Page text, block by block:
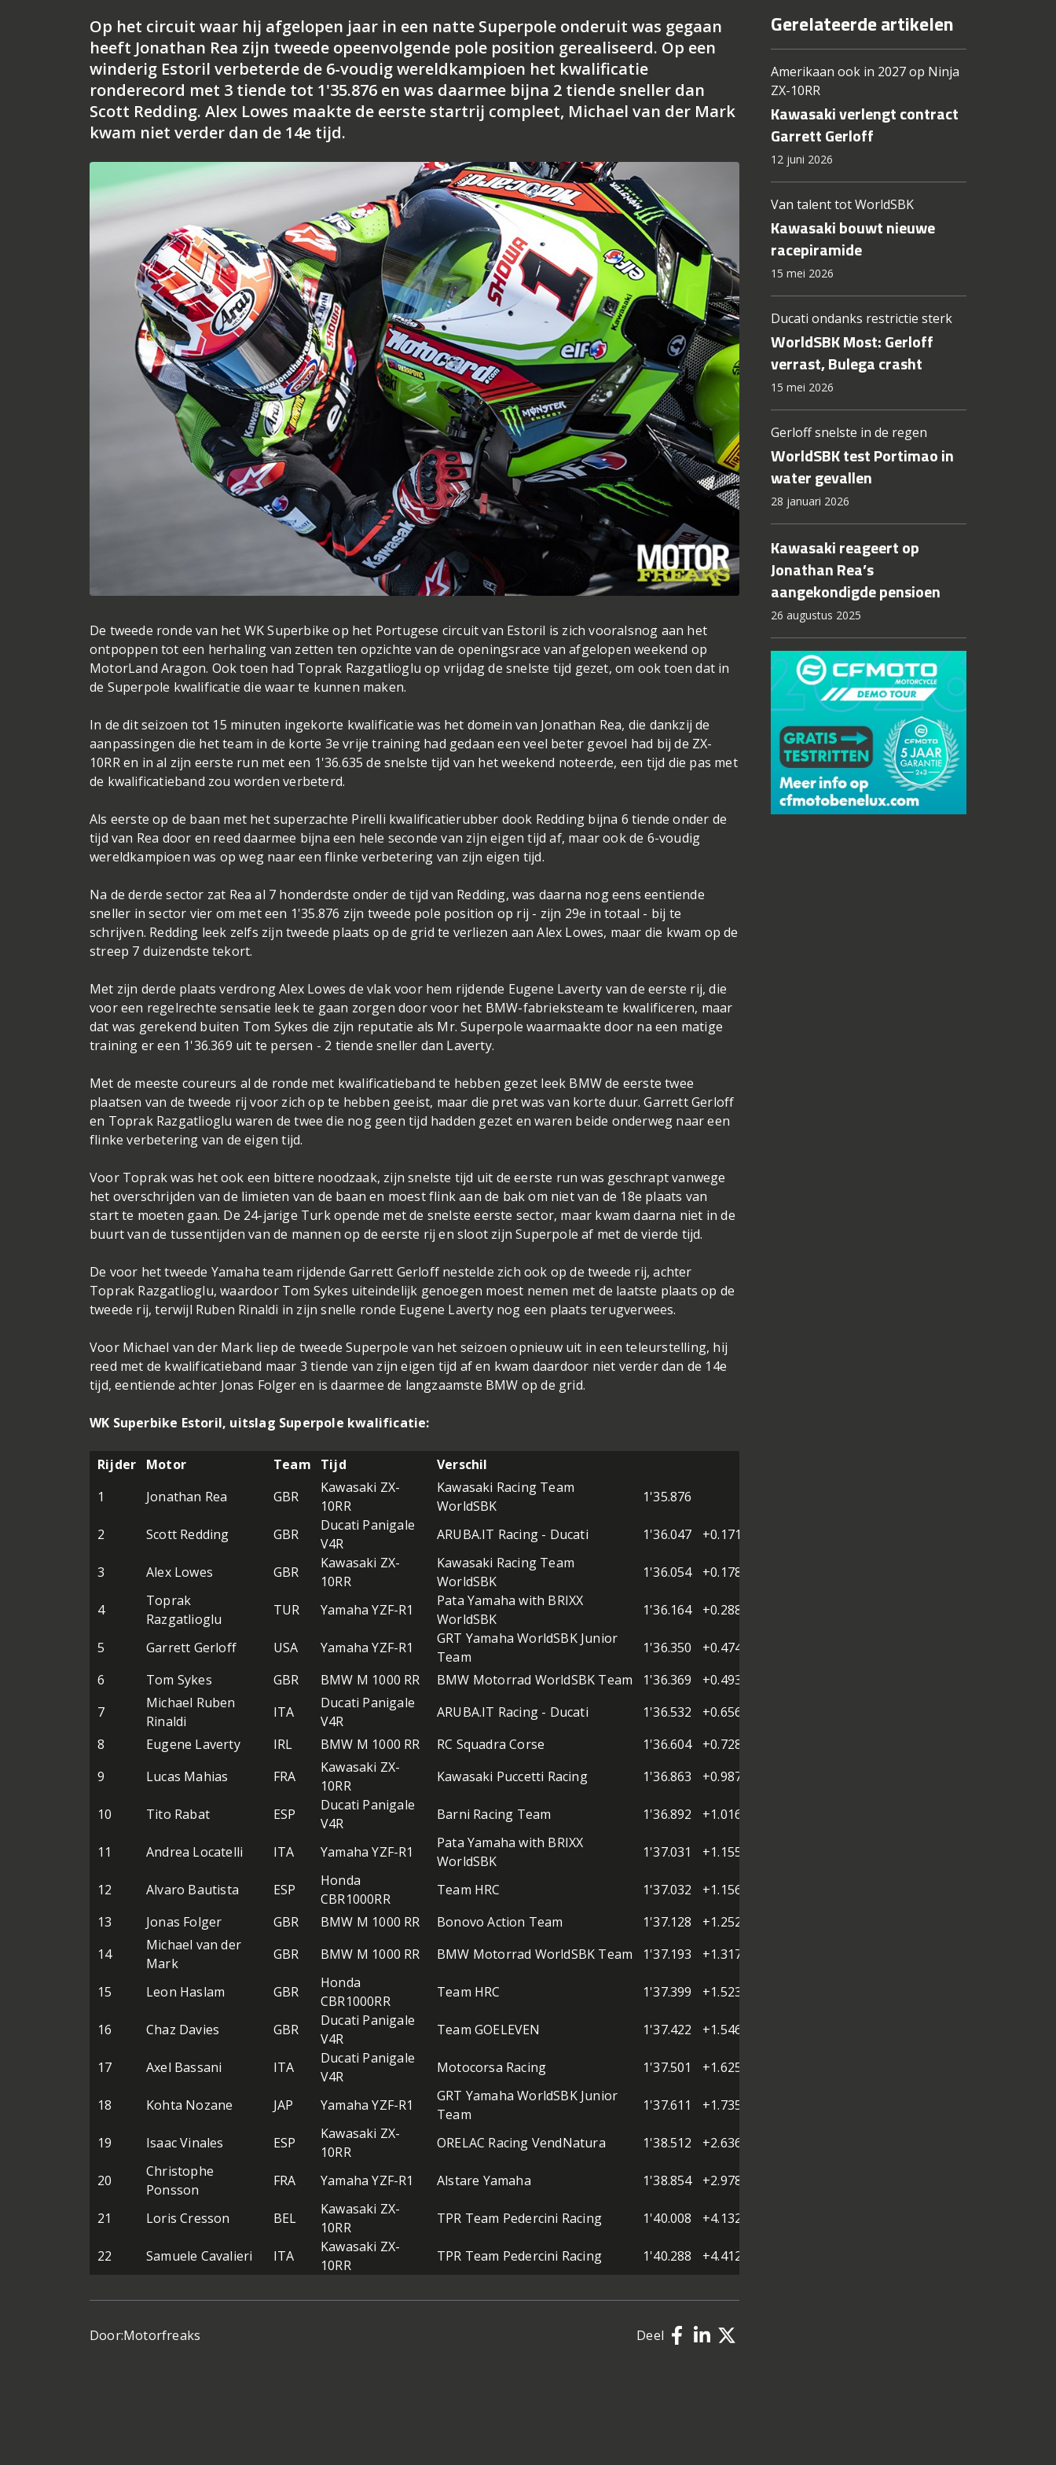
Op het circuit waar hij afgelopen jaar in een natte Superpole onderuit was gegaan
heeft Jonathan Rea zijn tweede opeenvolgende pole position gerealiseerd. Op een
winderig Estoril verbeterde de 6-voudig wereldkampioen het kwalificatie
ronderecord met 3 tiende tot 1'35.876 en was daarmee bijna 2 tiende sneller dan
Scott Redding. Alex Lowes maakte de eerste startrij compleet, Michael van der Mark
kwam niet verder dan de 14e tijd.
De tweede ronde van het WK Superbike op het Portugese circuit van Estoril is zich vooralsnog aan het
ontpoppen tot een herhaling van zetten ten opzichte van de openingsrace van afgelopen weekend op
MotorLand Aragon. Ook toen had Toprak Razgatlioglu op vrijdag de snelste tijd gezet, om ook toen dat in
de Superpole kwalificatie die waar te kunnen maken.
In de dit seizoen tot 15 minuten ingekorte kwalificatie was het domein van Jonathan Rea, die dankzij de
aanpassingen die het team in de korte 3e vrije training had gedaan een veel beter gevoel had bij de ZX-
10RR en in al zijn eerste run met een 1'36.635 de snelste tijd van het weekend noteerde, een tijd die pas met
de kwalificatieband zou worden verbeterd.
Als eerste op de baan met het superzachte Pirelli kwalificatierubber dook Redding bijna 6 tiende onder de
tijd van Rea door en reed daarmee bijna een hele seconde van zijn eigen tijd af, maar ook de 6-voudig
wereldkampioen was op weg naar een flinke verbetering van zijn eigen tijd.
Na de derde sector zat Rea al 7 honderdste onder de tijd van Redding, was daarna nog eens eentiende
sneller in sector vier om met een 1'35.876 zijn tweede pole position op rij - zijn 29e in totaal - bij te
schrijven. Redding leek zelfs zijn tweede plaats op de grid te verliezen aan Alex Lowes, maar die kwam op de
streep 7 duizendste tekort.
Met zijn derde plaats verdrong Alex Lowes de vlak voor hem rijdende Eugene Laverty van de eerste rij, die
voor een regelrechte sensatie leek te gaan zorgen door voor het BMW-fabrieksteam te kwalificeren, maar
dat was gerekend buiten Tom Sykes die zijn reputatie als Mr. Superpole waarmaakte door na een matige
training er een 1'36.369 uit te persen - 2 tiende sneller dan Laverty.
Met de meeste coureurs al de ronde met kwalificatieband te hebben gezet leek BMW de eerste twee
plaatsen van de tweede rij voor zich op te hebben geeist, maar die pret was van korte duur. Garrett Gerloff
en Toprak Razgatlioglu waren de twee die nog geen tijd hadden gezet en waren beide onderweg naar een
flinke verbetering van de eigen tijd.
Voor Toprak was het ook een bittere noodzaak, zijn snelste tijd uit de eerste run was geschrapt vanwege
het overschrijden van de limieten van de baan en moest flink aan de bak om niet van de 18e plaats van
start te moeten gaan. De 24-jarige Turk opende met de snelste eerste sector, maar kwam daarna niet in de
buurt van de tussentijden van de mannen op de eerste rij en sloot zijn Superpole af met de vierde tijd.
De voor het tweede Yamaha team rijdende Garrett Gerloff nestelde zich ook op de tweede rij, achter
Toprak Razgatlioglu, waardoor Tom Sykes uiteindelijk genoegen moest nemen met de laatste plaats op de
tweede rij, terwijl Ruben Rinaldi in zijn snelle ronde Eugene Laverty nog een plaats terugverwees.
Voor Michael van der Mark liep de tweede Superpole van het seizoen opnieuw uit in een teleurstelling, hij
reed met de kwalificatieband maar 3 tiende van zijn eigen tijd af en kwam daardoor niet verder dan de 14e
tijd, eentiende achter Jonas Folger en is daarmee de langzaamste BMW op de grid.
WK Superbike Estoril, uitslag Superpole kwalificatie:
Rijder Motor Team Tijd
Verschil
1
Jonathan Rea GBR
Kawasaki ZX-
10RR
Kawasaki Racing Team
WorldSBK
1'35.876
2 Scott Redding GBR
Ducati Panigale
V4R
ARUBA.IT Racing - Ducati 1'36.047 +0.171
3 Alex Lowes GBR
Kawasaki ZX-
10RR
Kawasaki Racing Team
WorldSBK
1'36.054 +0.178
4
Toprak
Razgatlioglu
TUR Yamaha YZF-R1
Pata Yamaha with BRIXX
WorldSBK
1'36.164 +0.288
5 Garrett Gerloff USA Yamaha YZF-R1
GRT Yamaha WorldSBK Junior
Team
1'36.350
+0.474
6
Tom Sykes GBR BMW M 1000 RR BMW Motorrad WorldSBK Team 1'36.369
+0.493
7
Michael Ruben
Rinaldi
ITA
Ducati Panigale
V4R
ARUBA.IT Racing - Ducati 1'36.532
+0.656
8
Eugene Laverty IRL BMW M 1000 RR RC Squadra Corse 1'36.604
+0.728
9
Lucas Mahias FRA
Kawasaki ZX-
10RR
Kawasaki Puccetti Racing 1'36.863 +0.987
10 Tito Rabat ESP
Ducati Panigale
V4R
Barni Racing Team 1'36.892 +1.016
11 Andrea Locatelli ITA Yamaha YZF-R1
Pata Yamaha with BRIXX
WorldSBK
1'37.031 +1.155
12 Alvaro Bautista ESP
Honda
CBR1000RR
Team HRC 1'37.032
+1.156
13
Jonas Folger GBR BMW M 1000 RR Bonovo Action Team 1'37.128
+1.252
14
Michael van der
Mark
GBR BMW M 1000 RR BMW Motorrad WorldSBK Team 1'37.193 +1.317
15 Leon Haslam GBR
Honda
CBR1000RR
Team HRC 1'37.399 +1.523
16 Chaz Davies GBR
Ducati Panigale
V4R
Team GOELEVEN 1'37.422 +1.546
17 Axel Bassani ITA
Ducati Panigale
V4R
Motocorsa Racing 1'37.501 +1.625
18 Kohta Nozane JAP Yamaha YZF-R1
GRT Yamaha WorldSBK Junior
Team
1'37.611 +1.735
19 Isaac Vinales ESP
Kawasaki ZX-
10RR
ORELAC Racing VendNatura 1'38.512 +2.636
20
Christophe
Ponsson
FRA Yamaha YZF-R1 Alstare Yamaha 1'38.854 +2.978
21 Loris Cresson BEL
Kawasaki ZX-
10RR
TPR Team Pedercini Racing 1'40.008 +4.132
22 Samuele Cavalieri ITA
Kawasaki ZX-
10RR
TPR Team Pedercini Racing 1'40.288 +4.412
Door:Motorfreaks Deel
Gerelateerde artikelen
Amerikaan ook in 2027 op Ninja
ZX-10RR
Kawasaki verlengt contract
Garrett Gerloff
12 juni 2026
Van talent tot WorldSBK
Kawasaki bouwt nieuwe
racepiramide
15 mei 2026
Ducati ondanks restrictie sterk
WorldSBK Most: Gerloff
verrast, Bulega crasht
15 mei 2026
Gerloff snelste in de regen
WorldSBK test Portimao in
water gevallen
28 januari 2026
Kawasaki reageert op
Jonathan Rea’s
aangekondigde pensioen
26 augustus 2025